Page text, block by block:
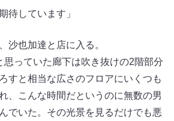
待しています」
沙也加達と店に入る。
思っていた廊下は吹き抜けの2階部分
すと相当な広さのフロアにいくつも
、こんな時間だというのに無数の男
でいた。その光景を見るだけでも悪